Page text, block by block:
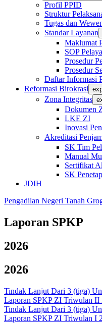
Profil PPID
Struktur
Tugas dan
Standar Layanan
Maklumat
SOP
Prosedur
Prosedur
Daftar Informasi
Reformasi Birokrasi
Zona Integritas
Dokumen
LKE ZI
Inovasi
Akreditasi
SK Tim
Manual
Sertifikat
SK
JDIH
Pengadilan Negeri Tanah
Laporan SPKP
2026
2026
Tindak Lanjut Dari 3 (tiga)
Laporan SPKP ZI Triwulan II
Tindak Lanjut Dari 3 (tiga)
Laporan SPKP ZI Triwulan I